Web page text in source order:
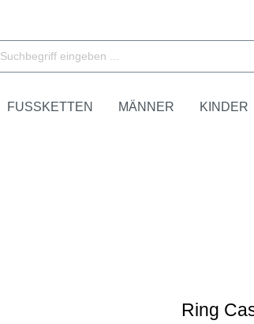
FUSSKETTEN MÄNNER KINDER
Ring